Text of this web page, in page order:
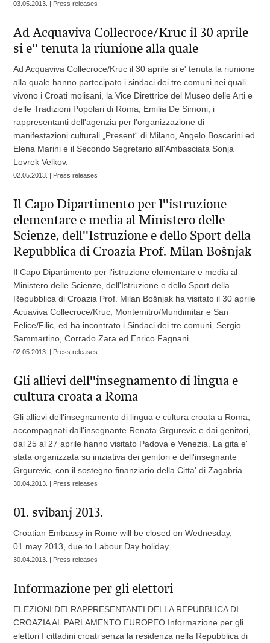
03.05.2013. | Press releases
Ad Acquaviva Collecroce/Kruc il 30 aprile
si e'' tenuta la riunione alla quale
Ad Acquaviva Collecroce/Kruc il 30 aprile si e' tenuta la riunione
alla quale hanno partecipato i sindaci dei tre comuni nei quali
vivono i Croati molisani, la Vice Direttrice del Museo delle Arti e
delle Tradizioni Popolari di Roma, Emilia De Simoni, i
rappresentanti dell'agenzia per l'organizzazione di
manifestazioni culturali „Present“ di Milano, Angelo Boscarini ed
Elena Marini e il Secondo Segretario all'Ambasciata Sonja
Lovrek Velkov.
02.05.2013. | Press releases
Il Capo Dipartimento per l''istruzione
elementare e media al Ministero delle
Scienze, dell''Istruzione e dello Sport della
Repubblica di Croazia Prof. Milan Bošnjak
Il Capo Dipartimento per l'istruzione elementare e media al
Ministero delle Scienze, dell'Istruzione e dello Sport della
Repubblica di Croazia Prof. Milan Bošnjak ha visitato il 30 aprile
Acuaviva Collecroce/Kruc, Montemitro/Mundimitar e San
Felice/Filic, ed ha incontrato i Sindaci dei tre comuni, Sergio
Sammartino, Corrado Zara ed Enrico Fagnani.
02.05.2013. | Press releases
Gli allievi dell''insegnamento di lingua e
cultura croata a Roma
Gli allievi dell'insegnamento di lingua e cultura croata a Roma,
accompagnati dall'insegnante Renata Grgurevic e dai genitori,
dal 25 al 27 aprile hanno visitato Padova e Venezia. La gita e'
stata organizzata su iniziativa dei genitori e dell'insegnante
Grgurevic, con il sostegno finanziario della Citta' di Zagabria.
30.04.2013. | Press releases
01. svibanj 2013.
Croatian Embassy in Rome will be closed on Wednesday,
01.may 2013, due to Labour Day holiday.
30.04.2013. | Press releases
Informazione per gli elettori
ELEZIONI DEI RAPPRESENTANTI DELLA REPUBBLICA DI
CROAZIA AL PARLAMENTO EUROPEO Informazione per gli
elettori I cittadini croati senza la residenza nella Repubblica di